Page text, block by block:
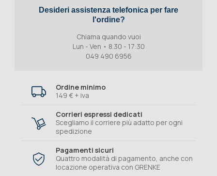
Desideri assistenza telefonica per fare
l'ordine?
Chiama quando vuoi
Lun - Ven • 8.30 - 17:30
049 490 6956
Ordine minimo
149 € + iva
Corrieri espressi dedicati
Scegliamo il corriere più adatto per ogni
spedizione
Pagamenti sicuri
Quattro modalità di pagamento, anche con
locazione operativa con GRENKE